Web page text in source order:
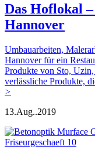
Das Hoflokal
Hannover
Umbauarbeiten,
Hannover für ein
Produkte von Sto,
verlässliche Produkte,
>
13.Aug..2019